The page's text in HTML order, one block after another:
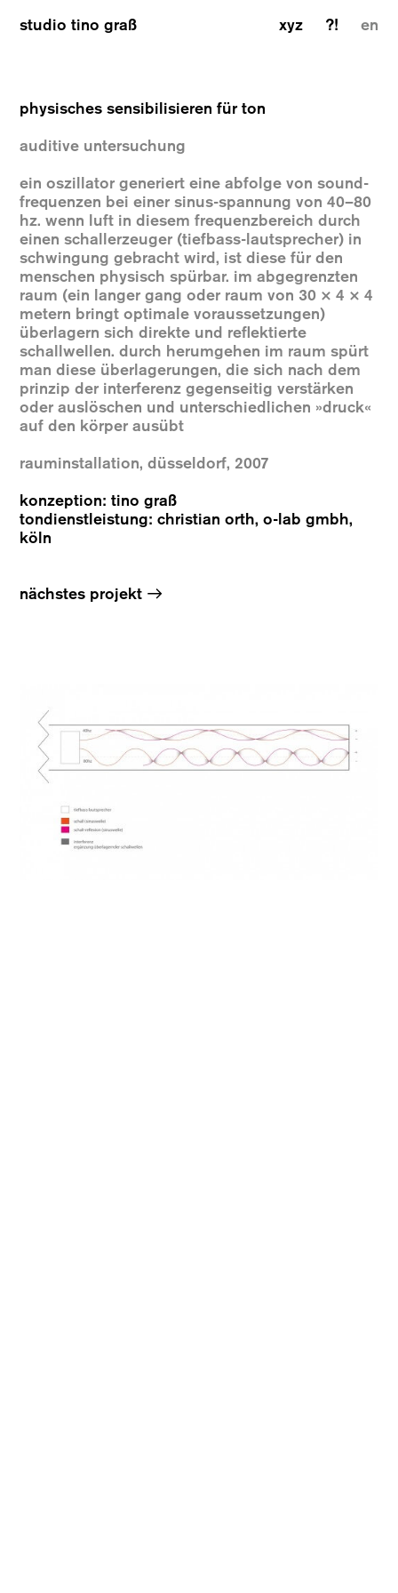
studio tino graß xyz ?! en
physisches sensibilisieren für ton
auditive untersuchung
ein oszillator generiert eine abfolge von sound-
frequenzen bei einer sinus-spannung von 40–80
hz. wenn luft in diesem frequenzbereich durch
einen schallerzeuger (tiefbass-lautsprecher) in
schwingung gebracht wird, ist diese für den
menschen physisch spürbar. im abgegrenzten
raum (ein langer gang oder raum von 30 × 4 × 4
metern bringt optimale voraussetzungen)
überlagern sich direkte und reflektierte
schallwellen. durch herumgehen im raum spürt
man diese überlagerungen, die sich nach dem
prinzip der interferenz gegenseitig verstärken
oder auslöschen und unterschiedlichen »druck«
auf den körper ausübt
rauminstallation, düsseldorf, 2007
konzeption: tino graß
tondienstleistung: christian orth, o-lab gmbh,
köln
nächstes projekt →